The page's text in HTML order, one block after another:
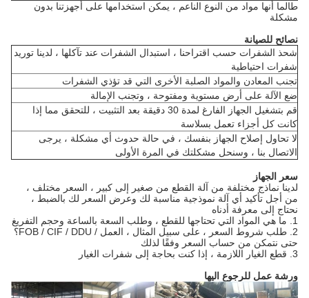
طالما أنها مواد من النوع الناعم ، يمكن استخدامها على أجهزتنا بدون
مشكلة
نصائح للصيانة
شحذ الشفرات حسب اقتراحنا ، استبدال الشفرات عند تآكلها ، لدينا توريد
شفرات احتياطية
تجنب المعادن والمواد الصلبة الأخرى التي قد تؤذي الشفرات
ضع الآلة على أرض مستوية ومفتوحة ، وتجنب الإمالة
قم بتشغيل الجهاز الفارغ لمدة 30 دقيقة بعد التثبيت ، للتحقق مما إذا
كانت كل أجزاء تعمل بسلاسة
لا تحاول إصلاح الجهاز بنفسك ، في حالة حدوث أي مشكلة ، يرجى
الاتصال بنا ، وسنحل مشكلتك في المرة الأولى
سعر الجهاز
لدينا نماذج مختلفة من آلة القطع من صغير إلى كبير ، السعر مختلف ،
من أجل تأكيد أي آلة نموذجية مناسبة لك وعرض السعر لك بالضبط ،
نحتاج إلى معرفة أدناه
1. ما هي المواد التي تحتاجها للقطع ، وطلب السعة بالساعة وحجم التفريغ
2. طلب ​​شروط السعر ، على سبيل المثال ، العمل / FOB / CIF / DDU؟
حتى نتمكن من حساب السعر وفقًا لذلك
3. قطع الغيار اللازمة ، إذا كنت بحاجة إلى شفرات الغيار
ورشة عمل للرجوع اليها